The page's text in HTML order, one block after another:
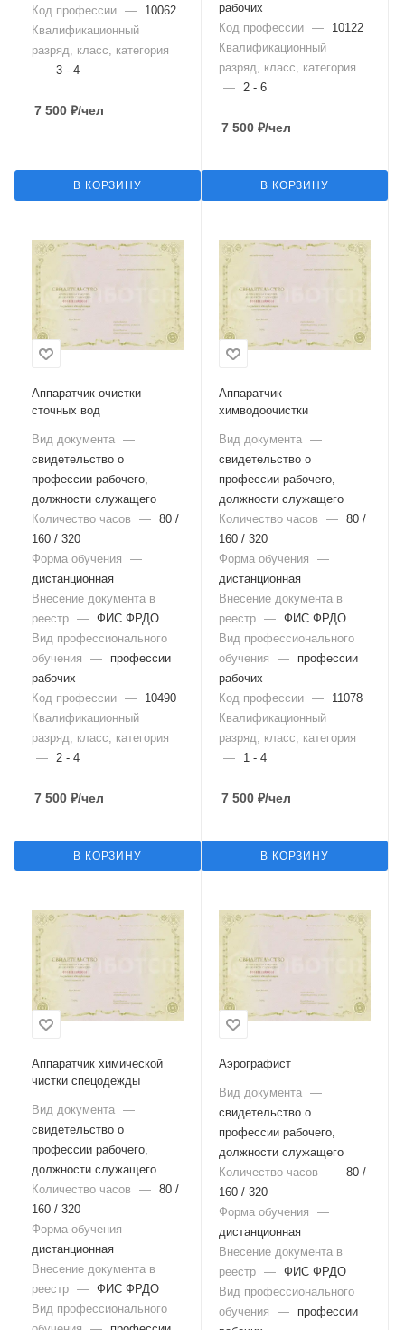
Код профессии —
10062
Квалификационный
разряд, класс, категория
— 3 - 4
7 500 ₽/чел
В КОРЗИНУ
рабочих
Код профессии —
10122
Квалификационный
разряд, класс, категория
— 2 - 6
7 500 ₽/чел
В КОРЗИНУ
Аппаратчик очистки
сточных вод
Вид документа —
свидетельство о
профессии рабочего,
должности служащего
Количество часов
— 80 /
160 / 320
Форма обучения
—
дистанционная
Внесение документа в
реестр — ФИС ФРДО
Вид профессионального
обучения
—
профессии
рабочих
Код профессии —
10490
Квалификационный
разряд, класс, категория
— 2 - 4
7 500 ₽/чел
В КОРЗИНУ
Аппаратчик
химводоочистки
Вид документа —
свидетельство о
профессии рабочего,
должности служащего
Количество часов
— 80 /
160 / 320
Форма обучения
—
дистанционная
Внесение документа в
реестр — ФИС ФРДО
Вид профессионального
обучения
—
профессии
рабочих
Код профессии —
11078
Квалификационный
разряд, класс, категория
—
1 - 4
7 500 ₽/чел
В КОРЗИНУ
Аппаратчик химической
чистки спецодежды
Вид документа —
свидетельство о
профессии рабочего,
должности служащего
Количество часов
— 80 /
160 / 320
Форма обучения
—
дистанционная
Внесение документа в
реестр — ФИС ФРДО
Вид профессионального
Аэрографист
Вид документа —
свидетельство о
профессии рабочего,
должности служащего
Количество часов
— 80 /
160 / 320
Форма обучения
—
дистанционная
Внесение документа в
реестр — ФИС ФРДО
Вид профессионального
обучения
—
профессии